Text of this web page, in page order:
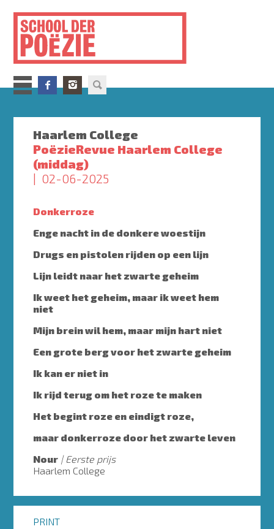
inhoud
gaan
Haarlem College
PoëzieRevue Haarlem College
(middag)
02-06-2025
Donkerroze
Enge nacht in de donkere woestijn
Drugs en pistolen rijden op een lijn
Lijn leidt naar het zwarte geheim
Ik weet het geheim, maar ik weet hem
niet
Mijn brein wil hem, maar mijn hart niet
Een grote berg voor het zwarte geheim
Ik kan er niet in
Ik rijd terug om het roze te maken
Het begint roze en eindigt roze,
maar donkerroze door het zwarte leven
Nour
Eerste prijs
Haarlem College
PRINT